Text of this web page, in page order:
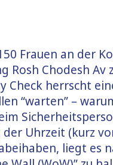
Frauen an der
Rosh Chodesh Av
Check herrscht
“warten” –
Uhrzeit (kurz
liegt es